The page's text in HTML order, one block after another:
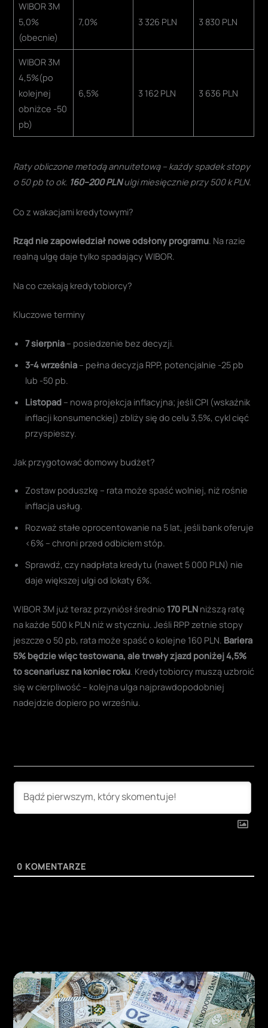
WIBOR 3M
5,0%
(obecnie)
7,0% 3 326 PLN 3 830 PLN
WIBOR 3M
4,5%(po
kolejnej
obniżce -50
pb)
6,5% 3 162 PLN 3 636 PLN
Raty obliczone metodą annuitetową – każdy spadek stopy
o 50 pb to ok. 160–200 PLNulgi miesięcznie przy 500 k PLN.
Co z wakacjami kredytowymi?
Rząd nie zapowiedział nowe odsłony programu. Na razie
realną ulgę daje tylko spadający WIBOR.
Na co czekają kredytobiorcy?
Kluczowe terminy
7 sierpnia – posiedzenie bez decyzji.
3-4 września – pełna decyzja RPP, potencjalnie -25 pb
lub -50 pb.
Listopad – nowa projekcja inflacyjna; jeśli CPI (wskaźnik
inflacji konsumenckiej) zbliży się do celu 3,5%, cykl cięć
przyspieszy.
Jak przygotować domowy budżet?
Zostaw poduszkę – rata może spaść wolniej, niż rośnie
inflacja usług.
Rozważ stałe oprocentowanie na 5 lat, jeśli bank oferuje
<6% – chroni przed odbiciem stóp.
Sprawdź, czy nadpłata kredytu (nawet 5 000 PLN) nie
daje większej ulgi od lokaty 6%.
WIBOR 3M już teraz przyniósł średnio 170 PLN niższą ratę
na każde 500 k PLN niż w styczniu. Jeśli RPP zetnie stopy
jeszcze o 50 pb, rata może spaść o kolejne 160 PLN. Bariera
5% będzie więc testowana, ale trwały zjazd poniżej 4,5%
to scenariusz na koniec roku. Kredytobiorcy muszą uzbroić
się w cierpliwość – kolejna ulga najprawdopodobniej
nadejdzie dopiero po wrześniu.
0 KOMENTARZE